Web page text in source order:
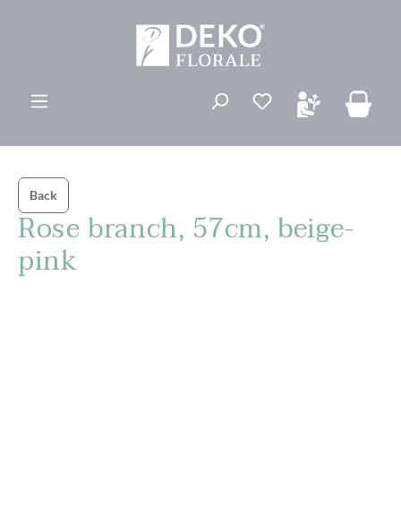
Du har 0
Back
Rose branch, 57cm, beige-
pink